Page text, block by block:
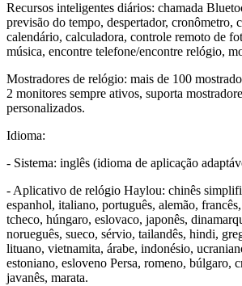
Recursos inteligentes diários: chamada
previsão do tempo, despertador, cronômetro,
calendário, calculadora, controle remoto de
música, encontre telefone/encontre relógio,
Mostradores de relógio: mais de 100
2 monitores sempre ativos, suporta
personalizados.
Idioma:
- Sistema: inglês (idioma de aplicação
- Aplicativo de relógio Haylou: chinês
espanhol, italiano, português, alemão,
tcheco, húngaro, eslovaco, japonês,
norueguês, sueco, sérvio, tailandês, hindi,
lituano, vietnamita, árabe, indonésio,
estoniano, esloveno Persa, romeno, búlgaro,
javanês, marata.